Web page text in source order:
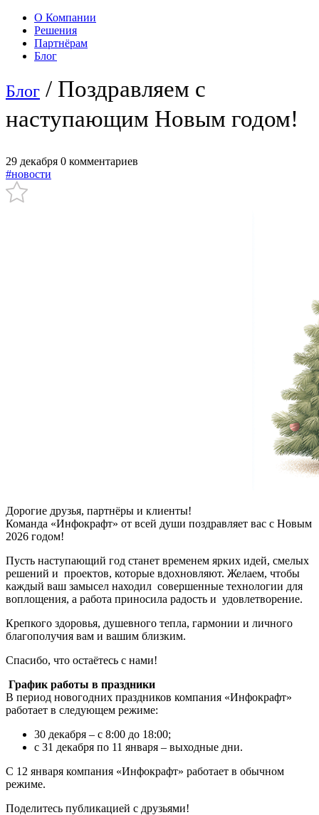
О Компании
Решения
Партнёрам
Блог
Блог / Поздравляем с
наступающим Новым годом!
29 декабря 0 комментариев
#новости
Дорогие друзья, партнёры и клиенты!
Команда «Инфокрафт» от всей души поздравляет вас с Новым
2026 годом!
Пусть наступающий год станет временем ярких идей, смелых
решений и проектов, которые вдохновляют. Желаем, чтобы
каждый ваш замысел находил совершенные технологии для
воплощения, а работа приносила радость и удовлетворение.
Крепкого здоровья, душевного тепла, гармонии и личного
благополучия вам и вашим близким.
Спасибо, что остаётесь с нами!
График работы в праздники
В период новогодних праздников компания «Инфокрафт»
работает в следующем режиме:
30 декабря – с 8:00 до 18:00;
с 31 декабря по 11 января – выходные дни.
С 12 января компания «Инфокрафт» работает в обычном
режиме.
Поделитесь публикацией с друзьями!